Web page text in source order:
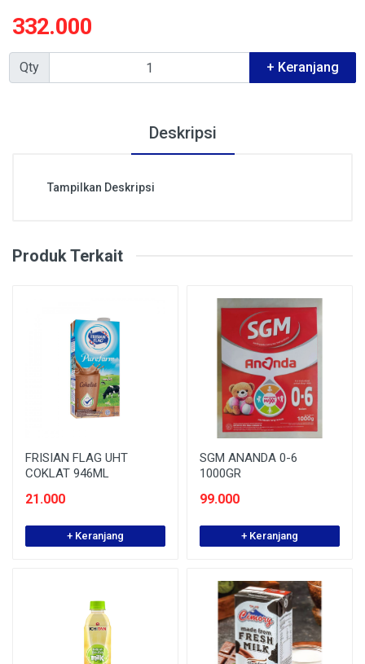
332.000
Qty + Keranjang
Deskripsi
Tampilkan Deskripsi
Produk Terkait
FRISIAN FLAG UHT
COKLAT 946ML
21.000
+ Keranjang
SGM ANANDA 0-6
1000GR
99.000
+ Keranjang